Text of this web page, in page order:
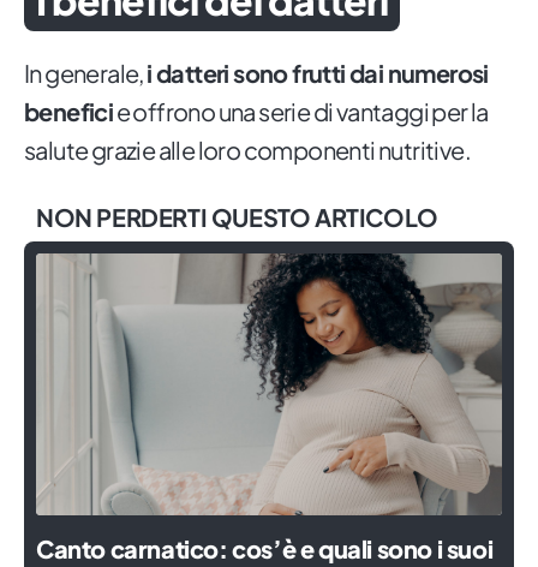
In generale,i datteri sono frutti dai numerosi
beneficie offrono una serie di vantaggi per la
salute grazie alle loro componenti nutritive.
NON PERDERTI QUESTO ARTICOLO
Canto carnatico: cos’è e quali sono i suoi